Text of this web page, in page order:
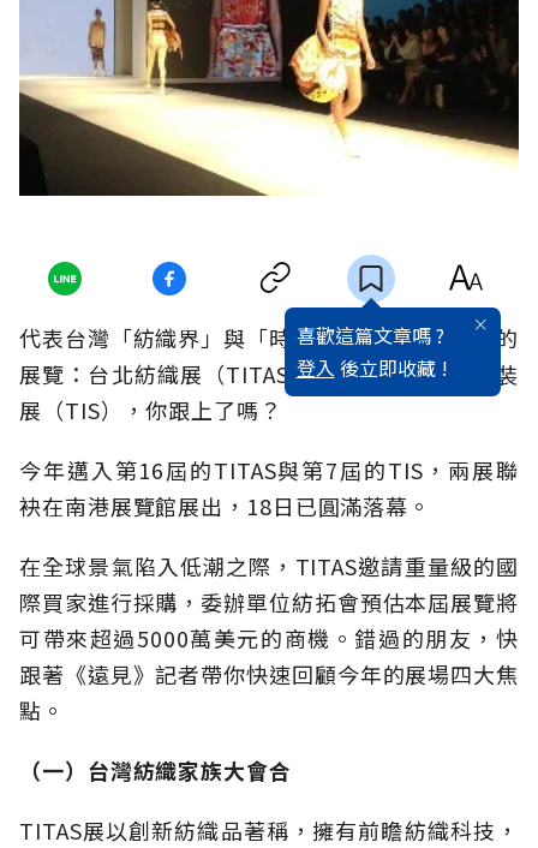
喜歡這篇文章嗎 ?
登入 後立即收藏 !
代表台灣「紡織界」與「時尚界」兩大年度盛會的
展覽：台北紡織展（TITAS）與台北魅力國際時裝
展（TIS），你跟上了嗎？
今年邁入第16屆的TITAS與第7屆的TIS，兩展聯
袂在南港展覽館展出，18日已圓滿落幕。
在全球景氣陷入低潮之際，TITAS邀請重量級的國
際買家進行採購，委辦單位紡拓會預估本屆展覽將
可帶來超過5000萬美元的商機。錯過的朋友，快
跟著《遠見》記者帶你快速回顧今年的展場四大焦
點。
（一）台灣紡織家族大會合
TITAS展以創新紡織品著稱，擁有前瞻紡織科技，